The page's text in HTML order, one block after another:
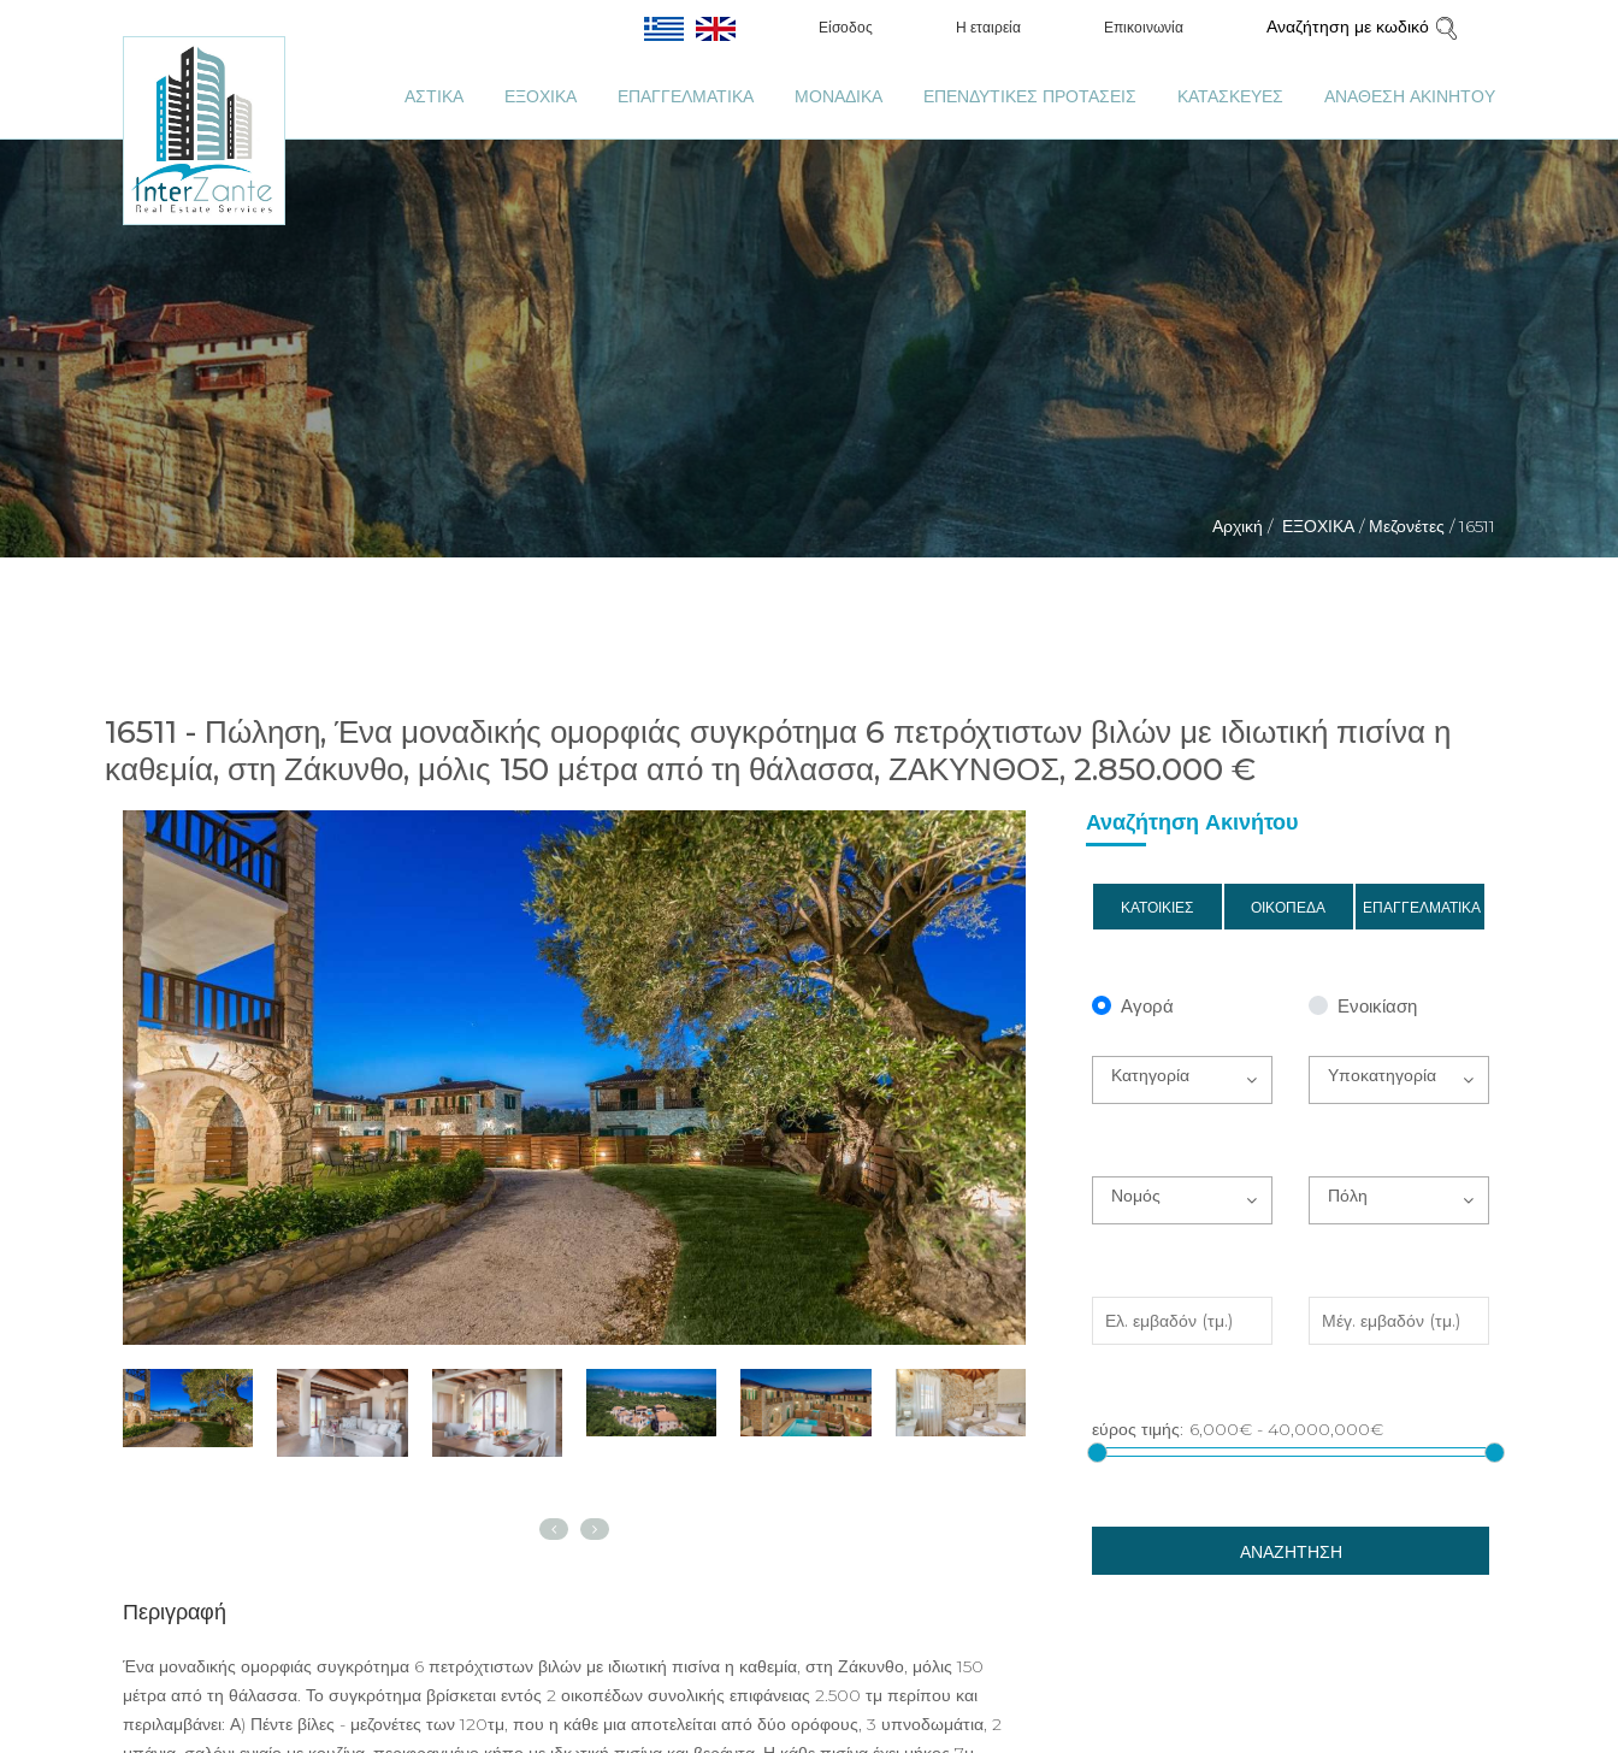
Είσοδος Η εταιρεία Επικοινωνία Αναζήτηση με κωδικό
ΑΣΤΙΚΑ ΕΞΟΧΙΚΑ ΕΠΑΓΓΕΛΜΑΤΙΚΑ ΜΟΝΑΔΙΚΑ ΕΠΕΝΔΥΤΙΚΕΣ ΠΡΟΤΑΣΕΙΣ ΚΑΤΑΣΚΕΥΕΣ ΑΝΑΘΕΣΗ ΑΚΙΝΗΤΟΥ
Αρχική / ΕΞΟΧΙΚΑ /Μεζονέτες /16511
16511 - Πώληση, Ένα μοναδικής ομορφιάς συγκρότημα 6 πετρόχτιστων βιλών με ιδιωτική πισίνα η
καθεμία, στη Ζάκυνθο, μόλις 150 μέτρα από τη θάλασσα, ΖΑΚΥΝΘΟΣ, 2.850.000 €
Περιγραφή
Ένα μοναδικής ομορφιάς συγκρότημα 6 πετρόχτιστων βιλών με ιδιωτική πισίνα η καθεμία, στη Ζάκυνθο, μόλις 150
μέτρα από τη θάλασσα. Το συγκρότημα βρίσκεται εντός 2 οικοπέδων συνολικής επιφάνειας 2.500 τμ περίπου και
περιλαμβάνει: Α) Πέντε βίλες - μεζονέτες των 120τμ, που η κάθε μια αποτελείται από δύο ορόφους, 3 υπνοδωμάτια, 2
Αναζήτηση Ακινήτου
ΚΑΤΟΙΚΙΕΣ ΟΙΚΟΠΕΔΑ ΕΠΑΓΓΕΛΜΑΤΙΚΑ
Αγορά Ενοικίαση
Κατηγορία Υποκατηγορία
Νομός Πόλη
ΑΝΑΖΗΤΗΣΗ